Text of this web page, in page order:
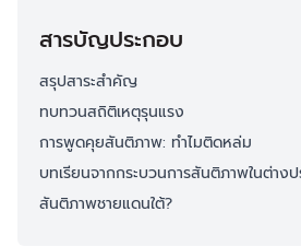
สารบัญประกอบ
สรุปสาระสำคัญ
ทบทวนสถิติเหตุรุนแรง
การพูดคุยสันติภาพ: ทำไมติดหล่ม
บทเรียนจากกระบวนการสันติภาพในต่างป
สันติภาพชายแดนใต้?